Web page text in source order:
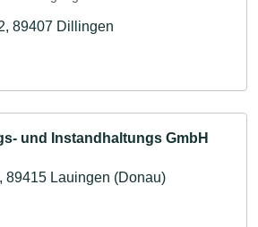
89407 Dillingen
und Instandhaltungs GmbH
89415 Lauingen (Donau)